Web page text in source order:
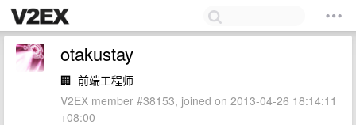
otakustay
🏢 前端工程师
V2EX member #38153, joined on 2013-04-26 18:14:11
+08:00